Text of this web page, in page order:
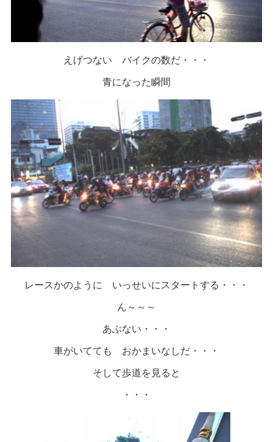
えげつない バイクの数だ・・・
青になった瞬間
レースかのように いっせいにスタートする・・・
ん～～～
あぶない・・・
車がいてても おかまいなしだ・・・
そして歩道を見ると
・・・